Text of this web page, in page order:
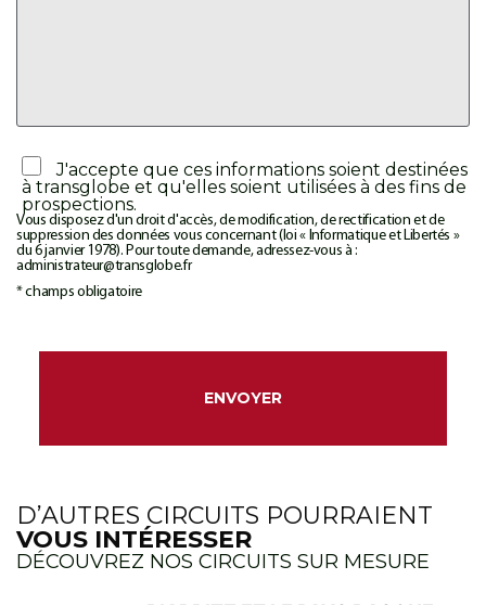
J'accepte que ces informations soient destinées
à transglobe et qu'elles soient utilisées à des fins de
prospections.
Vous disposez d'un droit d'accès, de modification, de rectification et de
suppression des données vous concernant (loi « Informatique et Libertés »
du 6 janvier 1978). Pour toute demande, adressez-vous à :
administrateur@transglobe.fr
* champs obligatoire
D’AUTRES CIRCUITS POURRAIENT
VOUS INTÉRESSER
DÉCOUVREZ NOS CIRCUITS SUR MESURE